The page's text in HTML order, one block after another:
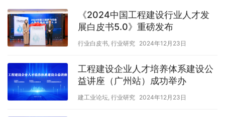
《2024中国工程建设行业人才发
展白皮书5.0》重磅发布
行业白皮书, 行业研究 2024年12月23日
工程建设企业人才培养体系建设公
益讲座（广州站）成功举办
建工业论坛, 行业研究 2024年12月23日